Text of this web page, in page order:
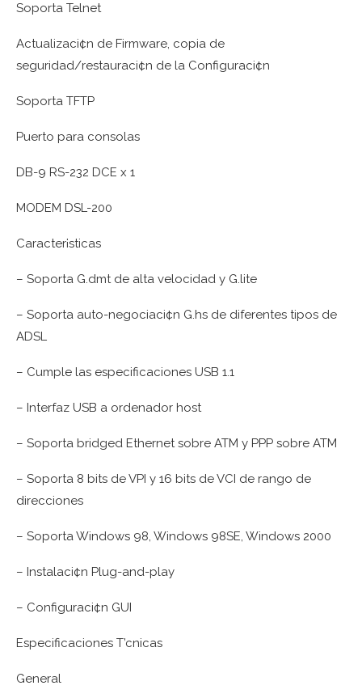
Soporta Telnet
Actualizaci¢n de Firmware, copia de
seguridad/restauraci¢n de la Configuraci¢n
Soporta TFTP
Puerto para consolas
DB-9 RS-232 DCE x 1
MODEM DSL-200
Caracter¡sticas
– Soporta G.dmt de alta velocidad y G.lite
– Soporta auto-negociaci¢n G.hs de diferentes tipos de
ADSL
– Cumple las especificaciones USB 1.1
– Interfaz USB a ordenador host
– Soporta bridged Ethernet sobre ATM y PPP sobre ATM
– Soporta 8 bits de VPI y 16 bits de VCI de rango de
direcciones
– Soporta Windows 98, Windows 98SE, Windows 2000
– Instalaci¢n Plug-and-play
– Configuraci¢n GUI
Especificaciones T’cnicas
General